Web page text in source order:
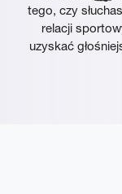
tego, czy
relacji
uzyskać